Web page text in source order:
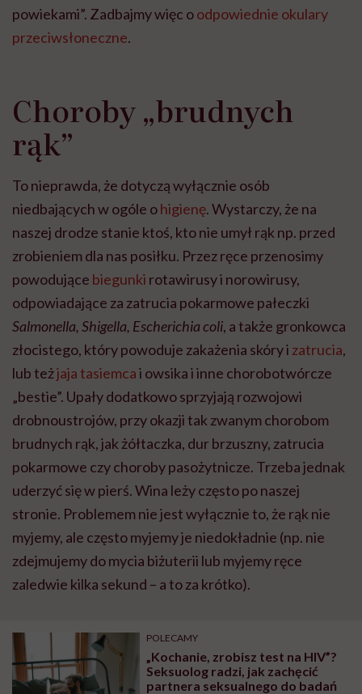
powiekami”. Zadbajmy więc oodpowiednie okulary
przeciwsłoneczne.
Choroby „brudnych
rąk”
To nieprawda, że dotyczą wyłącznie osób
niedbających w ogóle ohigienę. Wystarczy, że na
naszej drodze stanie ktoś, kto nie umył rąk np. przed
zrobieniem dla nas posiłku. Przez ręce przenosimy
powodujące biegunki rotawirusy i norowirusy,
odpowiadające za zatrucia pokarmowe pałeczki
Salmonella, Shigella, Escherichia coli, a także gronkowca
złocistego, który powoduje zakażenia skóry i zatrucia,
lub teżjaja tasiemcai owsika i inne chorobotwórcze
„bestie”. Upały dodatkowo sprzyjają rozwojowi
drobnoustrojów, przy okazji tak zwanym chorobom
brudnych rąk, jak żółtaczka, dur brzuszny, zatrucia
pokarmowe czy choroby pasożytnicze. Trzeba jednak
uderzyć się w pierś. Wina leży często po naszej
stronie. Problemem nie jest wyłącznie to, że rąk nie
myjemy, ale często myjemy je niedokładnie (np. nie
zdejmujemy do mycia biżuterii lub myjemy ręce
zaledwie kilka sekund – a to za krótko).
POLECAMY
„Kochanie, zrobisz test na HIV”?
Seksuolog radzi, jak zachęcić
partnera seksualnego do badań